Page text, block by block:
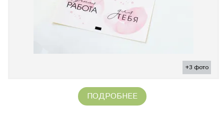
+3 фото
ПОДРОБНЕЕ